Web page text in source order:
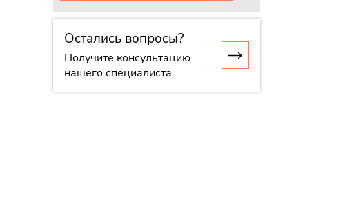
Остались вопросы?
Получите консультацию
нашего специалиста